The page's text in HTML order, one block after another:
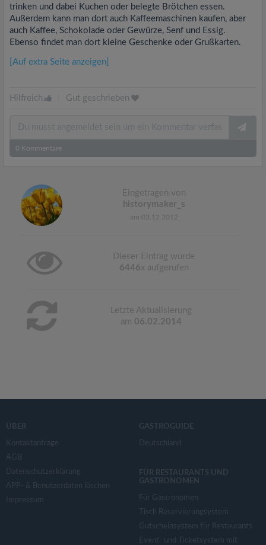
trinken und dabei Kuchen oder belegte Brötchen essen.
Außerdem kann man dort auch Kaffeemaschinen kaufen, aber
auch Kaffee, Schokolade oder Gewürze, Senf und Essig.
Ebenso findet man dort kleine Geschenke oder Grußkarten.
[Auf extra Seite anzeigen]
Hilfreich Gut geschrieben
0 Kommentare
Eingetragen von
historymaker_s
am 03.12.2012
Dieser Eintrag wurde
6446x aufgerufen
Letzte Aktualisierung
am 06.02.2014
ÜBER
Kontaktanfrage
AGB
Datenschutzerklärung
APP- & Benutzerdaten löschen
Impressum
GASTROGUIDE
Deutschland
FÜR RESTAURANTS UND
GASTRONOMEN
Für Gastronomen
Tisch Reservierungsystem
Gutscheinsystem für Restaurants
Event- und Ticketsystem mit